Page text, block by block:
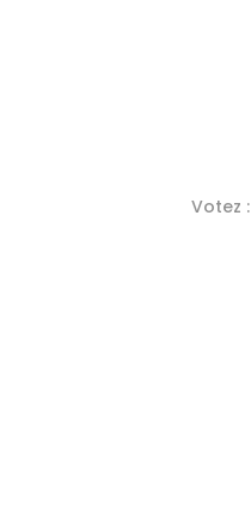
Votez :